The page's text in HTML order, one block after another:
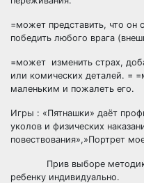
=может представить, что
победить любого врага
=может изменить страх,
или комических деталей. =
маленьким и пожалеть его.
Игры : «Пятнашки» даёт
уколов и физических
повествования»,»Портрет
Прив выборе методики,
ребенку индивидуально.